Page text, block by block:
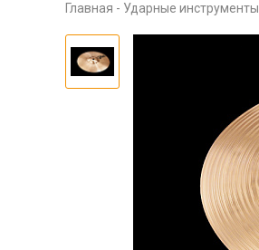
Главная Ударные инструменты